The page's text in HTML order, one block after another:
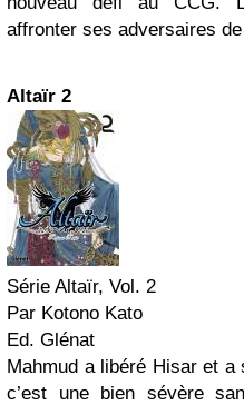
affronter ses adversaires
Altaïr 2
Série Altaïr, Vol. 2
Par Kotono Kato
Ed. Glénat
Mahmud a libéré Hisar et
c’est une bien sévère